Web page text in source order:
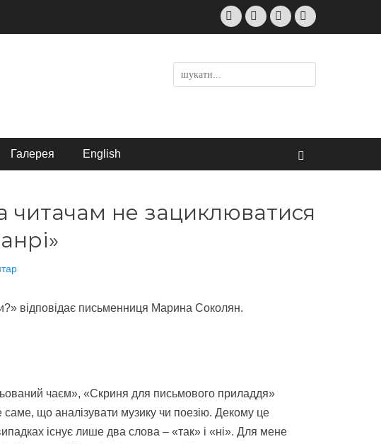
FacebookEmail LinkedInInstagram
Пошук:
Галерея English
читачам не зациклюватися
відповідає письменниця Марина Соколян.
чаєм», «Скриня для письмового приладдя»
що аналізувати музику чи поезію. Декому це
існує лише два слова – «так» і «ні». Для мене